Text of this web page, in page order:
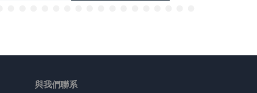
與我們聯系